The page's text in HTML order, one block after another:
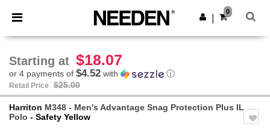
× Needen App
Better prices on app!
Get the app
0
Starting at $18.07
or 4 payments of $4.52 with ⓘ
Retail Price $25.00
Harriton M348 - Men's Advantage Snag Protection Plus IL
Polo - Safety Yellow